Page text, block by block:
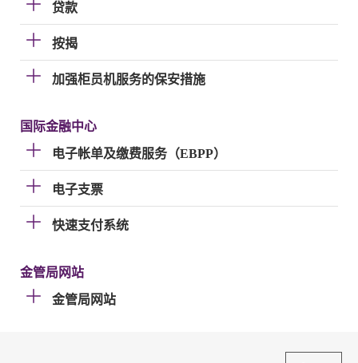
贷款
按揭
加强柜员机服务的保安措施
国际金融中心
电子帐单及缴费服务（EBPP）
电子支票
快速支付系统
金管局网站
金管局网站